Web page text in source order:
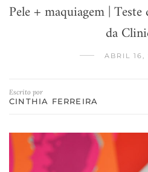
Pele + maquiagem |
da
ABRIL 16,
Escrito por
CINTHIA FERREIRA